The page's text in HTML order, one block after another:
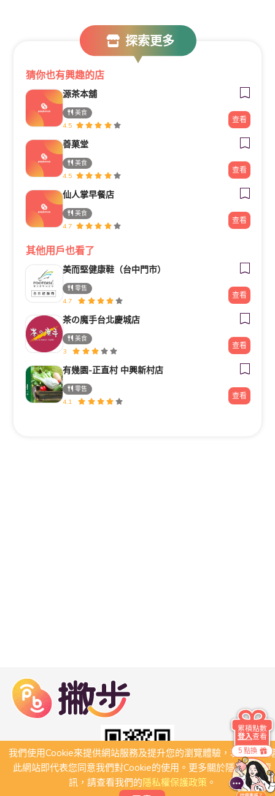
探索更多
猜你也有興趣的店
源茶本舖
美食
4.5
查看
善菓堂
美食
4.5
查看
仙人掌早餐店
美食
4.7
查看
其他用戶也看了
美而堅健康鞋（台中門市）
零售
4.7
查看
茶の魔手台北慶城店
美食
3
查看
有幾園-正直村 中興新村店
零售
4.1
查看
我們使用Cookie來提供網站服務及提升您的瀏覽體驗，若繼續瀏
此網站即代表您同意我們對Cookie的使用。更多關於隱私保護資
訊，請查看我們的隱私權保護政策。
5 點換
累積點數
登入查看